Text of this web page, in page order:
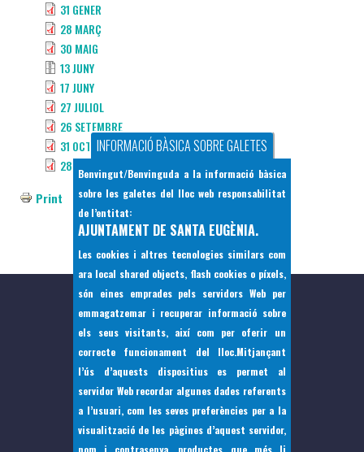
31 GENER
28 MARÇ
30 MAIG
13 JUNY
17 JUNY
27 JULIOL
26 SETEMBRE
31 OCTUBRE
28 NOVEMBRE
Print
INFORMACIÓ BÀSICA SOBRE GALETES
Benvingut/Benvinguda a la informació bàsica
sobre les galetes del lloc web responsabilitat
de l’entitat:
AJUNTAMENT DE SANTA EUGÈNIA.
Les cookies i altres tecnologies similars com
ara local shared objects, flash cookies o píxels,
són eines emprades pels servidors Web per
emmagatzemar i recuperar informació sobre
els seus visitants, així com per oferir un
correcte funcionament del lloc.Mitjançant
l’ús d’aquests dispositius es permet al
servidor Web recordar algunes dades referents
a l’usuari, com les seves preferències per a la
visualització de les pàgines d’aquest servidor,
nom i contrasenya, productes que més li